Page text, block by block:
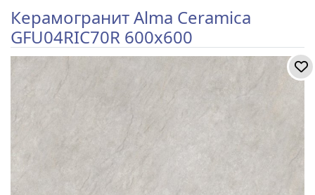
Керамогранит Alma Ceramica
GFU04RIC70R 600x600